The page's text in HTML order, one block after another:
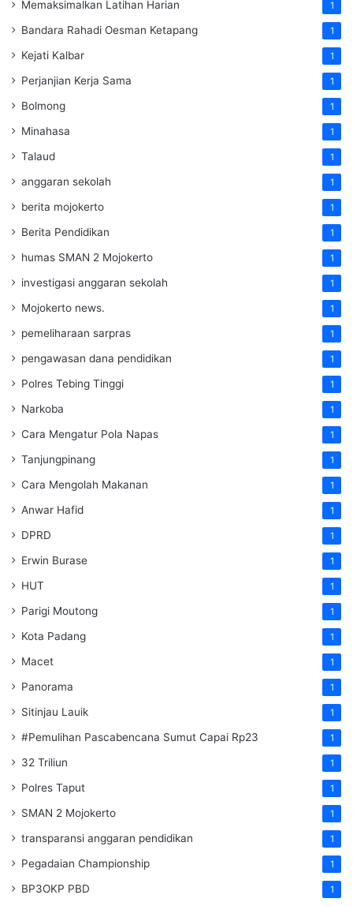
Memaksimalkan Latihan Harian 1
Bandara Rahadi Oesman Ketapang 1
Kejati Kalbar 1
Perjanjian Kerja Sama 1
Bolmong 1
Minahasa 1
Talaud 1
anggaran sekolah 1
berita mojokerto 1
Berita Pendidikan 1
humas SMAN 2 Mojokerto 1
investigasi anggaran sekolah 1
Mojokerto news. 1
pemeliharaan sarpras 1
pengawasan dana pendidikan 1
Polres Tebing Tinggi 1
Narkoba 1
Cara Mengatur Pola Napas 1
Tanjungpinang 1
Cara Mengolah Makanan 1
Anwar Hafid 1
DPRD 1
Erwin Burase 1
HUT 1
Parigi Moutong 1
Kota Padang 1
Macet 1
Panorama 1
Sitinjau Lauik 1
#Pemulihan Pascabencana Sumut Capai Rp23 1
32 Triliun 1
Polres Taput 1
SMAN 2 Mojokerto 1
transparansi anggaran pendidikan 1
Pegadaian Championship 1
BP3OKP PBD 1